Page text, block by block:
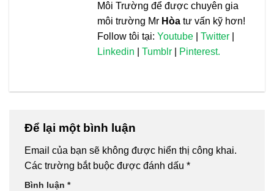
Môi Trường để được chuyên gia
môi trường Mr Hòa tư vấn kỹ hơn!
Follow tôi tại: Youtube Twitter
Linkedin
Tumblr Pinterest.
Để lại một bình luận
Email của bạn sẽ không được hiển thị công khai.
Các trường bắt buộc được đánh dấu *
Bình luận *